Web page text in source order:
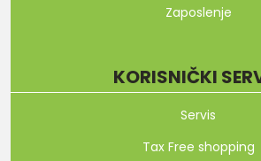
Zaposlenje
KORISNIČKI
Servis
Tax Free shopping